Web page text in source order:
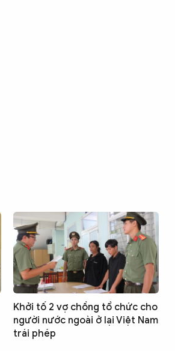
Khởi tố 2 vợ chồng tổ chức cho
người nước ngoài ở lại Việt Nam
trái phép